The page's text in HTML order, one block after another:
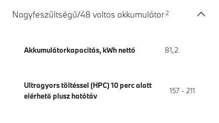
Nagyfeszültségű/48 voltos akkumulátor2
Akkumulátorkapacitás, kWh nettó 81,2
Ultragyors töltéssel (HPC) 10 perc alatt
elérhető plusz hatótáv
157 - 211